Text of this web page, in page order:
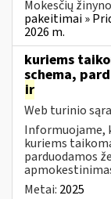
Mokesčių
pakeitimai »
2026 m.
kuriems
schema,
ir
Web turinio
Informuojame,
kuriems
parduodamos
Metai: 2025